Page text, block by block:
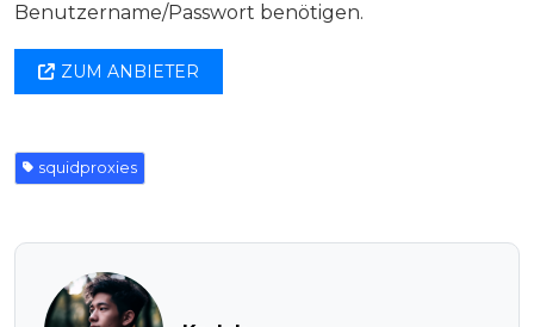
Benutzername/Passwort benötigen.
ZUM ANBIETER
squidproxies